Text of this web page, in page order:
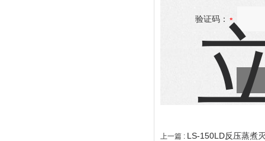
验证码：
上一篇 : LS-150LD反压蒸煮